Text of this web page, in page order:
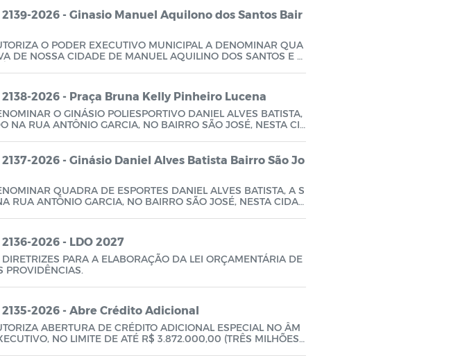
2026 - Ginasio Manuel Aquilono dos Santos Bair
O PODER EXECUTIVO MUNICIPAL A DENOMINAR QUA
DE NOSSA CIDADE DE MANUEL AQUILINO DOS SANTOS E D
2026 - Praça Bruna Kelly Pinheiro Lucena
O GINÁSIO POLIESPORTIVO DANIEL ALVES BATISTA,
NA RUA ANTÔNIO GARCIA, NO BAIRRO SÃO JOSÉ, NESTA CI
2026 - Ginásio Daniel Alves Batista Bairro São Jo
QUADRA DE ESPORTES DANIEL ALVES BATISTA, A S
RUA ANTÔNIO GARCIA, NO BAIRRO SÃO JOSÉ, NESTA CIDAD
2026 - LDO 2027
PARA A ELABORAÇÃO DA LEI ORÇAMENTÁRIA DE
PROVIDÊNCIAS.
2026 - Abre Crédito Adicional
ABERTURA DE CRÉDITO ADICIONAL ESPECIAL NO ÂM
NO LIMITE DE ATÉ R$ 3.872.000,00 (TRÊS MILHÕES